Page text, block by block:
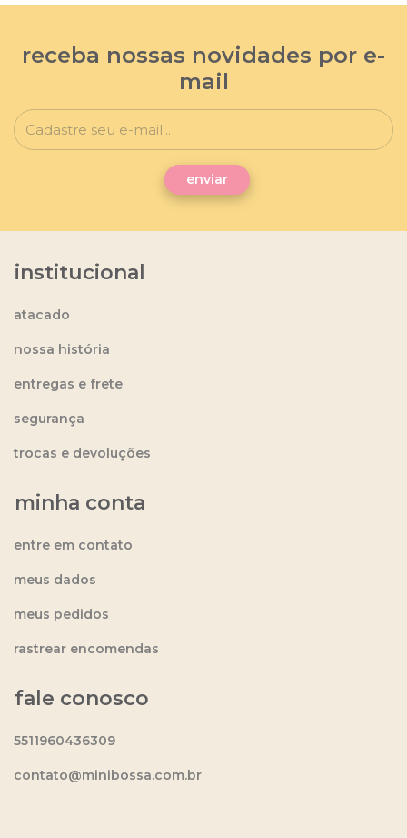
receba nossas novidades por e-
mail
institucional
atacado
nossa história
entregas e frete
segurança
trocas e devoluções
minha conta
entre em contato
meus dados
meus pedidos
rastrear encomendas
fale conosco
5511960436309
contato@minibossa.com.br